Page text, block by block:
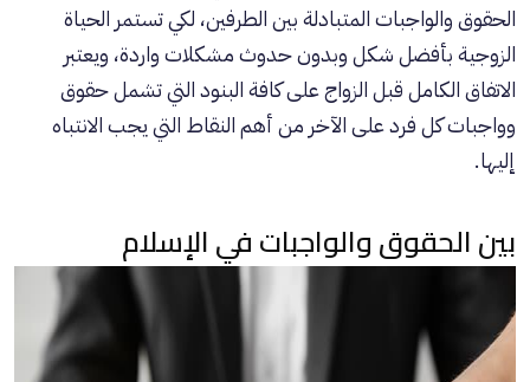
الحقوق والواجبات المتبادلة بين الطرفين، لكي تستمر الحياة
الزوجية بأفضل شكل وبدون حدوث مشكلات واردة، ويعتبر
الاتفاق الكامل قبل الزواج على كافة البنود التي تشمل حقوق
وواجبات كل فرد على الآخر من أهم النقاط التي يجب الانتباه
إليها.
بين الحقوق والواجبات في الإسلام